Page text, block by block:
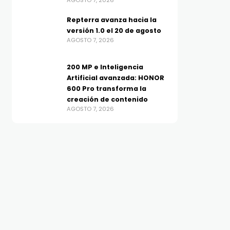
Repterra avanza hacia la
versión 1.0 el 20 de agosto
AGOSTO 7, 2026
200 MP e Inteligencia
Artificial avanzada: HONOR
600 Pro transforma la
creación de contenido
AGOSTO 7, 2026